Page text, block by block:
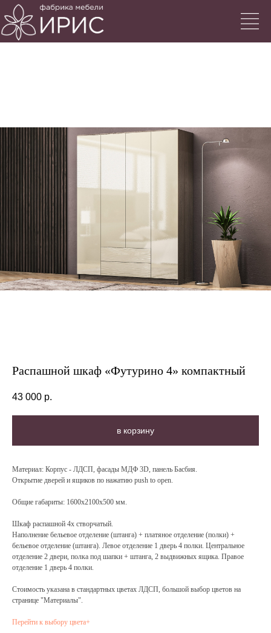
Распашной шкаф «Футурино 4» компактный
43 000 р.
в корзину
Материал: Корпус - ЛДСП, фасады МДФ 3D, панель Басбия.
Открытие дверей и ящиков по нажатию push to open.
Общие габариты: 1600х2100х500 мм.
Шкаф распашной 4х створчатый.
Наполнение бельевое отделение (штанга) + платяное отделение (полки) +
бельевое отделение (штанга). Левое отделение 1 дверь 4 полки. Центральное
отделение 2 двери, полка под шапки + штанга, 2 выдвижных ящика. Правое
отделение 1 дверь 4 полки.
Стоимость указана в стандартных цветах ЛДСП, большой выбор цветов на
странице "Материалы".
Перейти к выбору цвета+